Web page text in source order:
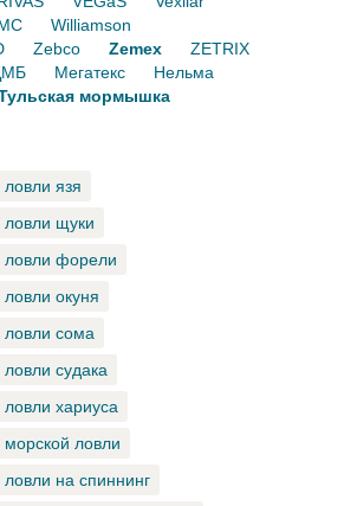
Williamson
Zebco Zemex
ZETRIX
Мегатекс
Нельма
мормышка
язя
щуки
ловли форели
окуня
сома
судака
хариуса
ловли
на спиннинг